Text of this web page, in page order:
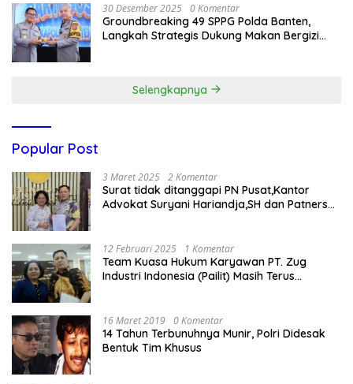
30 Desember 2025 0 Komentar
Groundbreaking 49 SPPG Polda Banten,
Langkah Strategis Dukung Makan Bergizi
Selengkapnya
Popular Post
3 Maret 2025 2 Komentar
Surat tidak ditanggapi PN Pusat,Kantor
Advokat Suryani Hariandja,SH dan Patners
12 Februari 2025 1 Komentar
Team Kuasa Hukum Karyawan PT. Zug
Industri Indonesia (Pailit) Masih Terus
16 Maret 2019 0 Komentar
14 Tahun Terbunuhnya Munir, Polri Didesak
Bentuk Tim Khusus